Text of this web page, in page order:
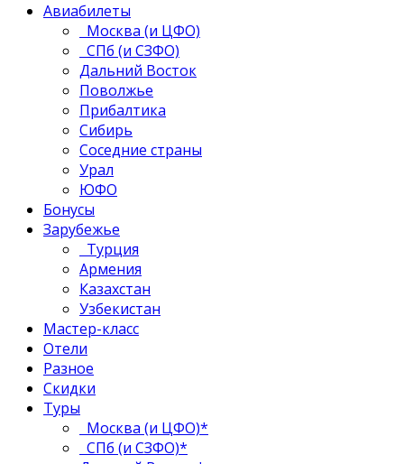
Авиабилеты
Москва (и ЦФО)
СПб (и СЗФО)
Дальний Восток
Поволжье
Прибалтика
Сибирь
Соседние страны
Урал
ЮФО
Бонусы
Зарубежье
Турция
Армения
Казахстан
Узбекистан
Мастер-класс
Отели
Разное
Скидки
Туры
Москва (и ЦФО)*
СПб (и СЗФО)*